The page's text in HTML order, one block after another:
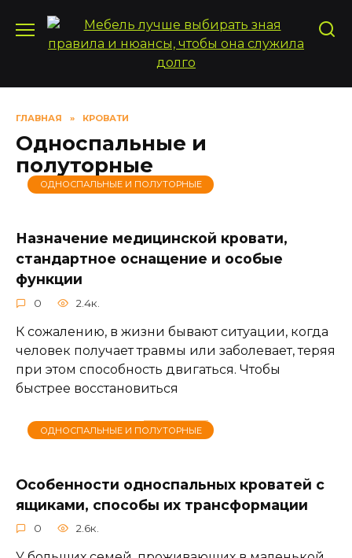
содержанию
ГЛАВНАЯ » КРОВАТИ
Односпальные и
полуторные
ОДНОСПАЛЬНЫЕ И ПОЛУТОРНЫЕ
Назначение медицинской кровати,
стандартное оснащение и особые
функции
0 2.4к.
К сожалению, в жизни бывают ситуации, когда
человек получает травмы или заболевает, теряя
при этом способность двигаться. Чтобы
быстрее восстановиться
ОДНОСПАЛЬНЫЕ И ПОЛУТОРНЫЕ
Особенности односпальных кроватей с
ящиками, способы их трансформации
0 2.6к.